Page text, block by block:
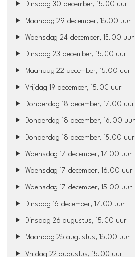
Dinsdag 30 december, 15.00 uur
Maandag 29 december, 15.00 uur
Woensdag 24 december, 15.00 uur
Dinsdag 23 december, 15.00 uur
Maandag 22 december, 15.00 uur
Vrijdag 19 december, 15.00 uur
Donderdag 18 december, 17.00 uur
Donderdag 18 december, 16.00 uur
Donderdag 18 december, 15.00 uur
Woensdag 17 december, 17.00 uur
Woensdag 17 december, 16.00 uur
Woensdag 17 december, 15.00 uur
Dinsdag 16 december, 17.00 uur
Dinsdag 26 augustus, 15.00 uur
Maandag 25 augustus, 15.00 uur
Vrijdag 22 augustus, 15.00 uur